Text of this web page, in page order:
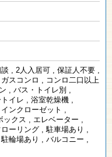
, 2人入居可 , 保証人不要 ,
ガスコンロ , コンロ二口以上
, バス・トイレ別 ,
イレ , 浴室乾燥機 ,
ンクローゼット ,
ックス , エレベーター ,
ローリング ,駐車場あり ,
駐輪場あり , バルコニー ,